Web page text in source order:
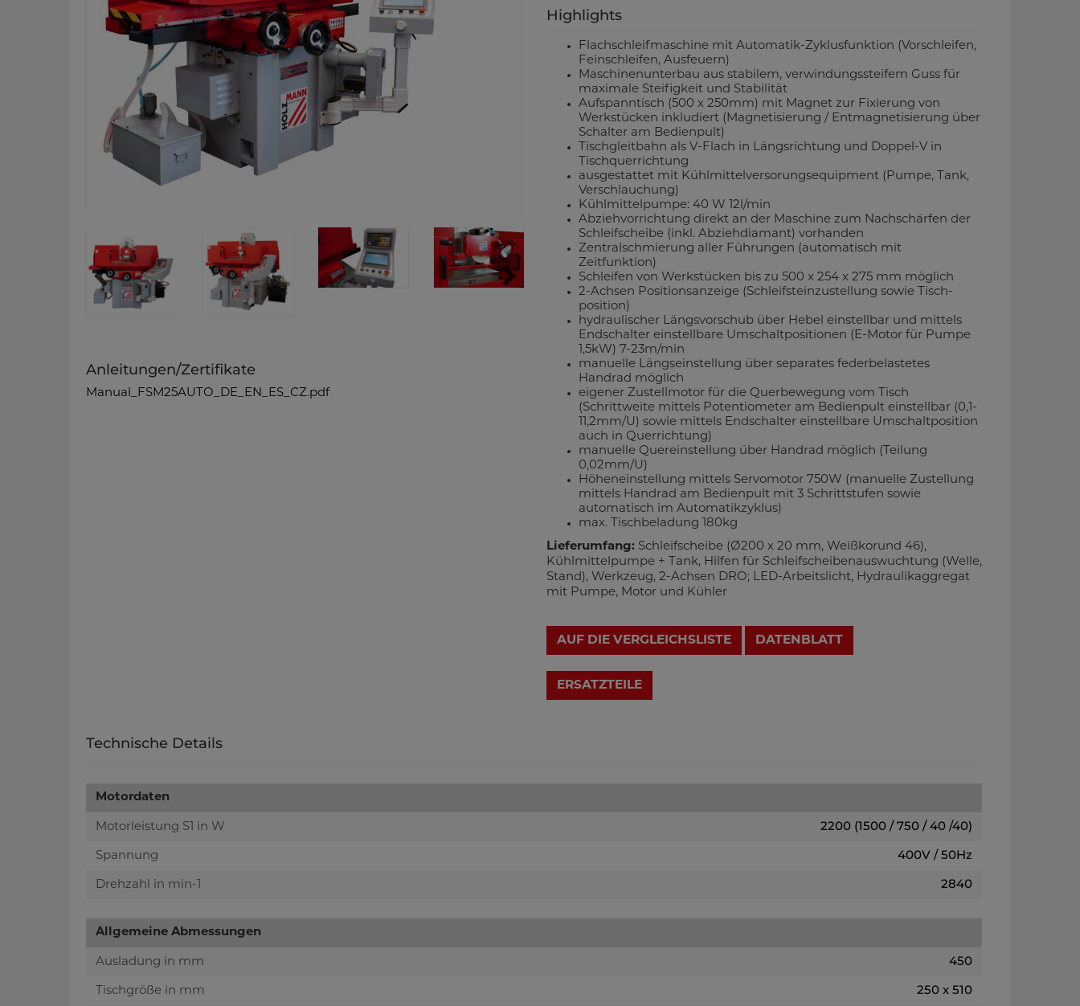
Anleitungen/Zertifikate
Manual_FSM25AUTO_DE_EN_ES_CZ.pdf
Highlights
Flachschleifmaschine mit Automatik-Zyklusfunktion (Vorschleifen,
Feinschleifen, Ausfeuern)
Maschinenunterbau aus stabilem, verwindungssteifem Guss für
maximale Steifigkeit und Stabilität
Aufspanntisch (500 x 250mm) mit Magnet zur Fixierung von
Werkstücken inkludiert (Magnetisierung / Entmagnetisierung über
Schalter am Bedienpult)
Tischgleitbahn als V-Flach in Längsrichtung und Doppel-V in
Tischquerrichtung
ausgestattet mit Kühlmittelversorungsequipment (Pumpe, Tank,
Verschlauchung)
Kühlmittelpumpe: 40 W 12l/min
Abziehvorrichtung direkt an der Maschine zum Nachschärfen der
Schleifscheibe (inkl. Abziehdiamant) vorhanden
Zentralschmierung aller Führungen (automatisch mit
Zeitfunktion)
Schleifen von Werkstücken bis zu 500 x 254 x 275 mm möglich
2-Achsen Positionsanzeige (Schleifsteinzustellung sowie Tisch-
position)
hydraulischer Längsvorschub über Hebel einstellbar und mittels
Endschalter einstellbare Umschaltpositionen (E-Motor für Pumpe
1,5kW) 7-23m/min
manuelle Längseinstellung über separates federbelastetes
Handrad möglich
eigener Zustellmotor für die Querbewegung vom Tisch
(Schrittweite mittels Potentiometer am Bedienpult einstellbar (0,1-
11,2mm/U) sowie mittels Endschalter einstellbare Umschaltposition
auch in Querrichtung)
manuelle Quereinstellung über Handrad möglich (Teilung
0,02mm/U)
Höheneinstellung mittels Servomotor 750W (manuelle Zustellung
mittels Handrad am Bedienpult mit 3 Schrittstufen sowie
automatisch im Automatikzyklus)
max. Tischbeladung 180kg
Lieferumfang:Schleifscheibe (Ø200 x 20 mm, Weißkorund 46),
Kühlmittelpumpe + Tank, Hilfen für Schleifscheibenauswuchtung (Welle,
Stand), Werkzeug, 2-Achsen DRO; LED-Arbeitslicht, Hydraulikaggregat
mit Pumpe, Motor und Kühler
AUF DIE VERGLEICHSLISTE DATENBLATT
Technische Details
Motordaten
Motorleistung S1 in W 2200 (1500 / 750 / 40 /40)
Spannung 400V / 50Hz
Drehzahl in min-1 2840
Allgemeine Abmessungen
Ausladung in mm 450
Tischgröße in mm 250 x 510